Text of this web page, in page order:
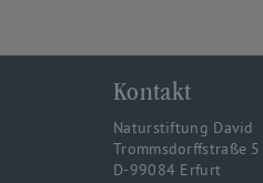
Kontakt
Naturstiftung David
Trommsdorffstraße 5
D-99084 Erfurt